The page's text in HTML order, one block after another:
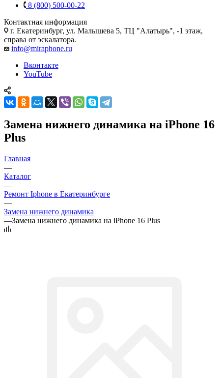
8 (800) 500-00-22
Контактная информация
г. Екатеринбург, ул. Малышева 5, ТЦ "Алатырь", -1 этаж,
справа от эскалатора.
info@miraphone.ru
Вконтакте
YouTube
Замена нижнего динамика на iPhone 16
Plus
Главная
—
Каталог
—
Ремонт Iphone в Екатеринбурге
—
Замена нижнего динамика
—Замена нижнего динамика на iPhone 16 Plus